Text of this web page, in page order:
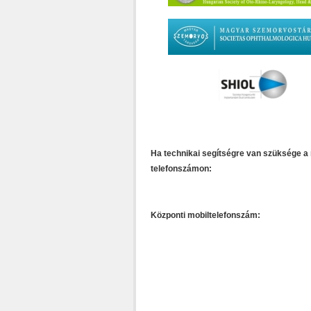
Ha technikai segítségre van szüksége
telefonszámon:
Központi mobiltelefonszám: